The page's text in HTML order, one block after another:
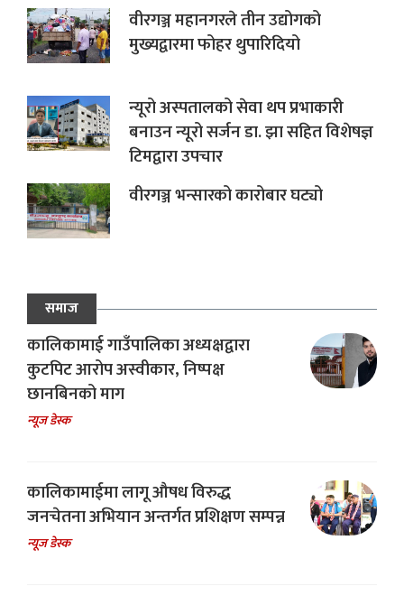
वीरगञ्ज महानगरले तीन उद्योगको
मुख्यद्वारमा फोहर थुपारिदियो
न्यूरो अस्पतालको सेवा थप प्रभाकारी
बनाउन न्यूरो सर्जन डा. झा सहित विशेषज्ञ
टिमद्वारा उपचार
वीरगञ्ज भन्सारको कारोबार घट्यो
समाज
कालिकामाई गाउँपालिका अध्यक्षद्वारा
कुटपिट आरोप अस्वीकार, निष्पक्ष
छानबिनको माग
न्यूज डेस्क
कालिकामाईमा लागू औषध विरुद्ध
जनचेतना अभियान अन्तर्गत प्रशिक्षण सम्पन्न
न्यूज डेस्क